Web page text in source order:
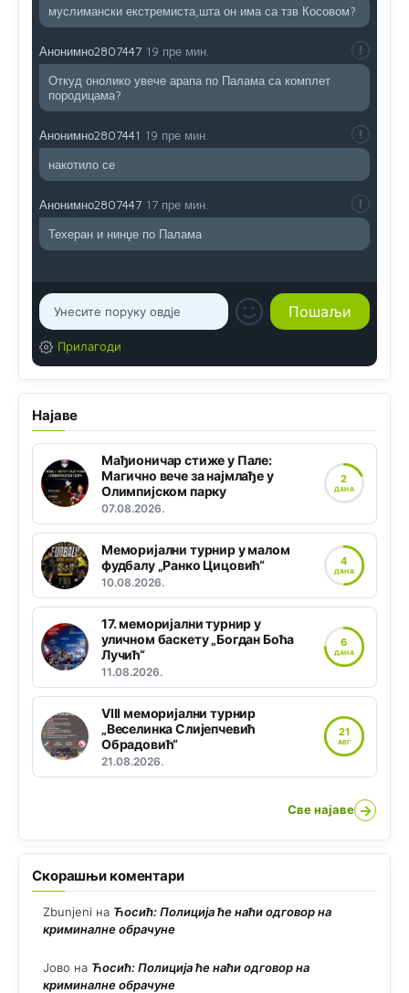
муслимански екстремиста,шта он има са тзв Косовом?
Анонимно2807447 19 пре мин.
Откуд онолико увече арапа по Палама са комплет
породицама?
Анонимно2807441 19 пре мин.
накотило се
Анонимно2807447 17 пре мин.
Техеран и нинџе по Палама
Прилагоди
Најаве
Мађионичар стиже у Пале:
Магично вече за најмлађе у
Олимпијском парку
07.08.2026.
2
ДАНА
Меморијални турнир у малом
фудбалу „Ранко Цицовић“
10.08.2026.
4
ДАНА
17. меморијални турнир у
уличном баскету „Богдан Боћа
Лучић“
11.08.2026.
6
ДАНА
VIII меморијални турнир
„Веселинка Слијепчевић
Обрадовић“
21.08.2026.
21
АВГ
Све најаве →
Скорашњи коментари
Zbunjeni на Ћосић: Полиција ће наћи одговор на
криминалне обрачуне
Јово на Ћосић: Полиција ће наћи одговор на
криминалне обрачуне